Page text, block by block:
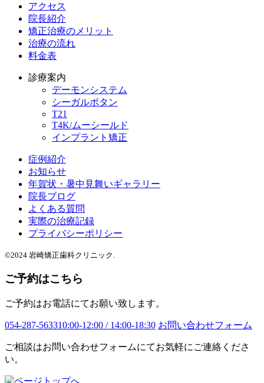
アクセス
院長紹介
矯正治療のメリット
治療の流れ
料金表
診療案内
デーモンシステム
シーガルボタン
T21
T4K/ムーシールド
インプラント矯正
症例紹介
お知らせ
年賀状・暑中見舞いギャラリー
院長ブログ
よくある質問
実際の治療記録
プライバシーポリシー
©2024 岩崎矯正歯科クリニック.
ご予約はこちら
ご予約はお電話にてお願い致します。
054-287-563310:00-12:00 / 14:00-18:30 お問い合わせフォーム
ご相談はお問い合わせフォームにてお気軽にご連絡くださ
い。